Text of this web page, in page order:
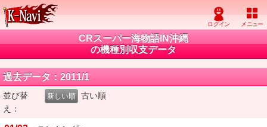
CRスーパー海物語IN沖縄
の機種別収支データ
過去データ：2011/1
並び替
え：
新しい順 古い順